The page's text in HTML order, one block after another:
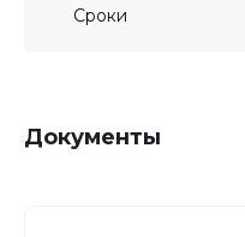
Сроки
Документы